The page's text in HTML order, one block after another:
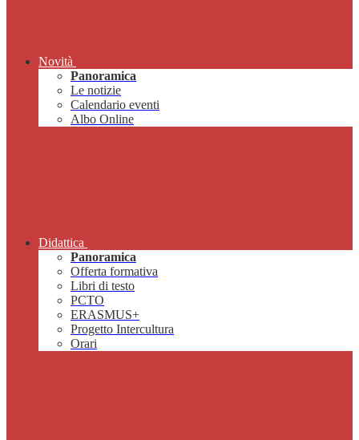
Novità
Panoramica
Le notizie
Calendario eventi
Albo Online
Didattica
Panoramica
Offerta formativa
Libri di testo
PCTO
ERASMUS+
Progetto Intercultura
Orari